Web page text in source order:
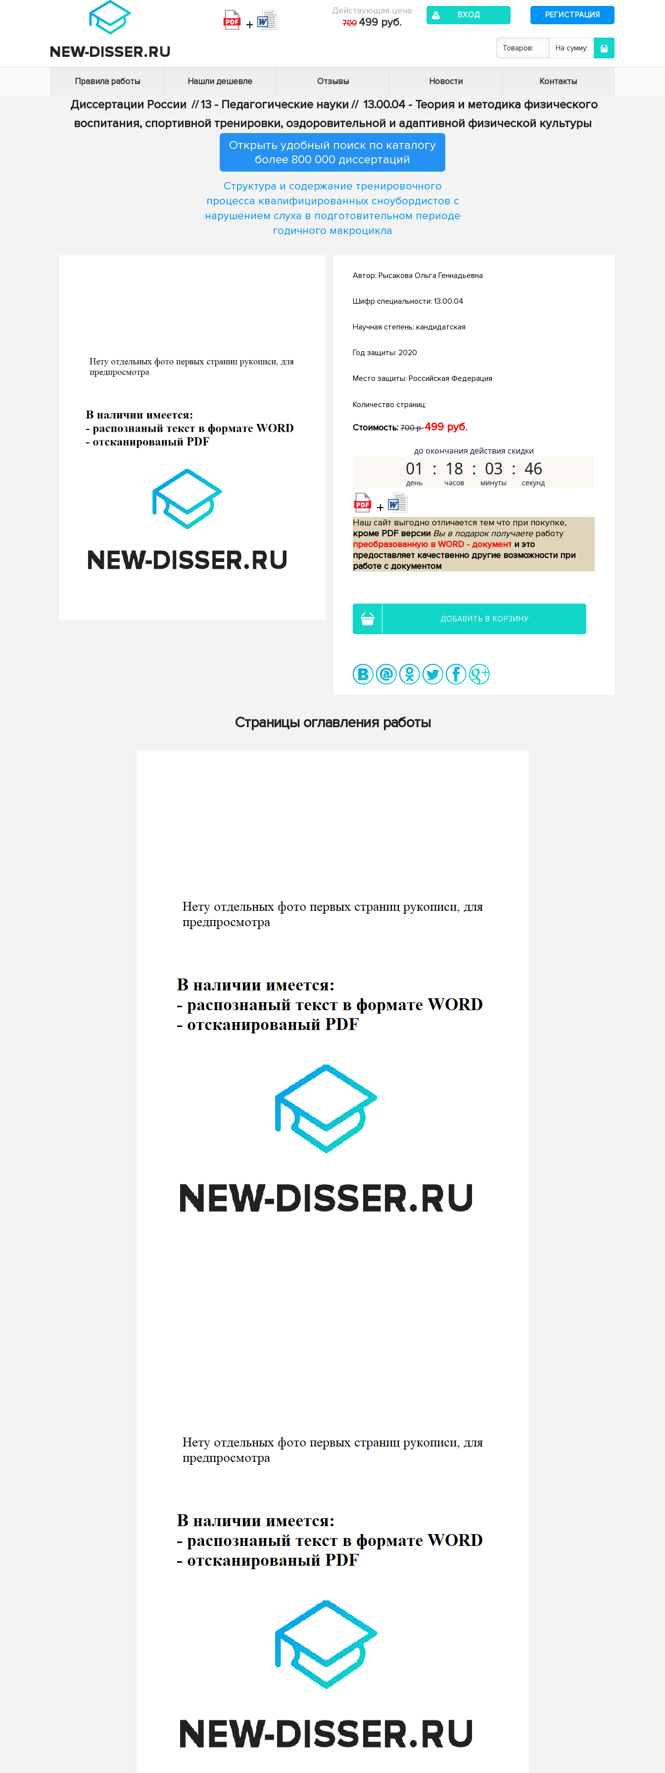
+
Действующая цена
700 499 руб.
ВХОД РЕГИСТРАЦИЯ
Товаров: На сумму:
Правила работы Нашли дешевле Отзывы Новости Контакты
Диссертации России //13 - Педагогические науки // 13.00.04 - Теория и методика физического
воспитания, спортивной тренировки, оздоровительной и адаптивной физической культуры
Открыть удобный поиск по каталогу
более 800 000 диссертаций
Структура и содержание тренировочного
процесса квалифицированных сноубордистов с
нарушением слуха в подготовительном периоде
годичного макроцикла
Автор: Рысакова Ольга Геннадьевна
Шифр специальности: 13.00.04
Научная степень: кандидатская
Год защиты: 2020
Место защиты: Российская Федерация
Количество страниц:
Стоимость: 700 р.499 руб.
до окончания действия скидки
01 18 03 45
+
Наш сайт выгодно отличается тем что при покупке,
кроме PDF версии Вы в подарок получаетеработу
преобразованную в WORD - документ и это
предоставляет качественно другие возможности при
работе с документом
ДОБАВИТЬ В КОРЗИНУ
Страницы оглавления работы